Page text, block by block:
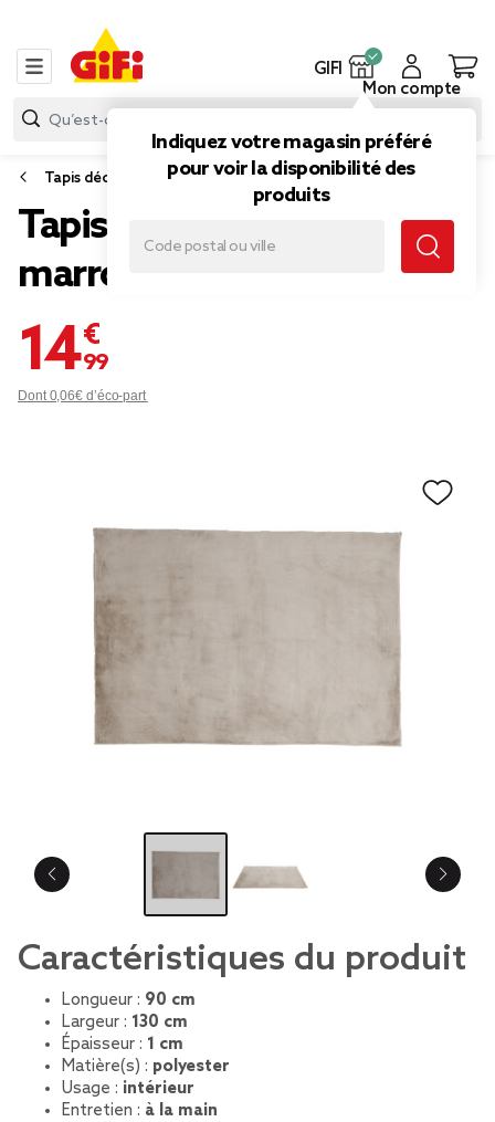
GIFI
Indiquez votre magasin préféré
pour voir la disponibilité des
produits
Mon compte
Tapis déco
Tapis fausse fourrure
marron taupe 90x130cm
14,99 €
Dont 0,06€ d’éco-part
Caractéristiques du produit
Longueur : 90 cm
Largeur : 130 cm
Épaisseur : 1 cm
Matière(s) : polyester
Usage : intérieur
Entretien : à la main